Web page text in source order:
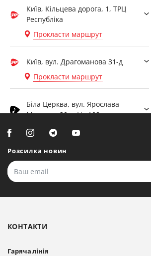
Київ, Кільцева дорога, 1, ТРЦ
Республіка
Прокласти маршрут
Київ, вул. Драгоманова 31-д
Прокласти маршрут
Біла Церква, вул. Ярослава
Мудрого, 20, офіс 108
Прокласти маршрут
Олександрійський, 82 (вул.
Розсилка новин
КОНТАКТИ
Гаряча лінія